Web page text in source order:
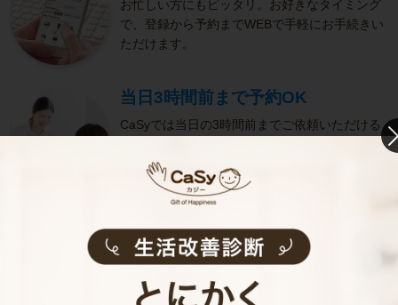
お忙しい方にもピッタリ。お好きなタイミング
で、登録から予約までWEBで手軽にお手続きい
ただけます。
当日3時間前まで予約OK
CaSyでは当日の3時間前までご依頼いただける
方にも便利です。
選考をクリアし、研修を修了したキャストがサ
ービスを実施。お客様のご要望に沿ったきめ細
やかなサービスで、健やかな生活をサポートし